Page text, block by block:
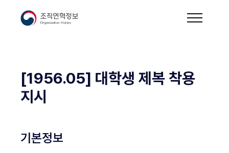
[1956.05] 대학생 제복 착용
지시
기본정보